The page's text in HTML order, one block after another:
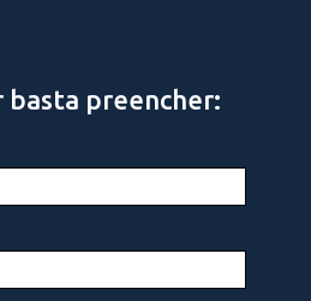
basta preencher: